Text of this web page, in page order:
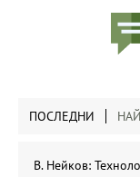
ПОСЛЕДНИ
В. Нейков: